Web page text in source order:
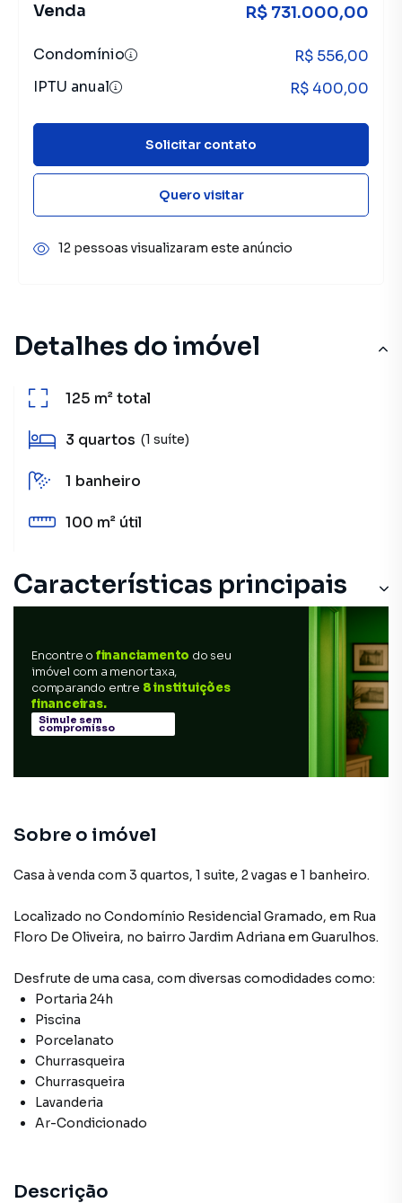
Detalhes do imóvel
125 m²total
3 quartos (1 suíte)
1 banheiro
100 m² útil
Características principais
Encontre o financiamento do seu
imóvel com a menor taxa,
comparando entre 8 instituições
financeiras.
Simule sem
compromisso
Sobre o imóvel
Casa à venda com 3 quartos, 1 suite, 2 vagas e 1 banheiro.
Localizado no Condomínio Residencial Gramado, em Rua
Floro De Oliveira, no bairro Jardim Adriana em Guarulhos.
Desfrute de uma casa, com diversas comodidades como:
Portaria 24h
Piscina
Porcelanato
Churrasqueira
Churrasqueira
Lavanderia
Ar-Condicionado
Descrição
Venda R$ 731.000,00
Condomínio
R$ 556,00
IPTU anual
R$ 400,00
Solicitar contato
Quero visitar
12 pessoas visualizaram este anúncio